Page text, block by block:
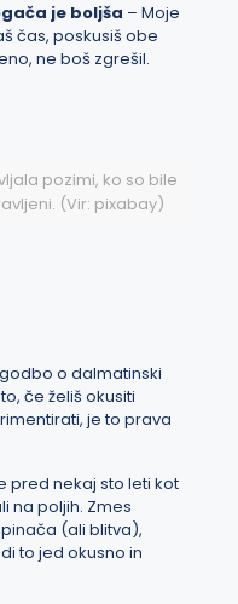
je boljša – Moje
čas, poskusiš obe
ne boš zgrešil.
pozimi, ko so bile
(Vir: pixabay)
o dalmatinski
če želiš okusiti
je to prava
pred nekaj sto leti kot
na poljih. Zmes
(ali blitva),
to jed okusno in